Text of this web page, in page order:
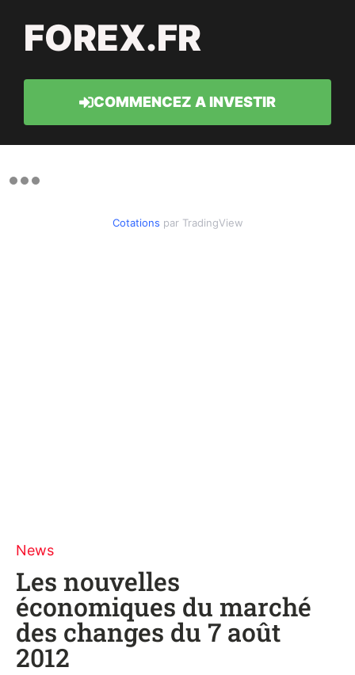
FOREX.FR
COMMENCEZ A INVESTIR
Cotations par TradingView
News
Les nouvelles
économiques du marché
des changes du 7 août
2012